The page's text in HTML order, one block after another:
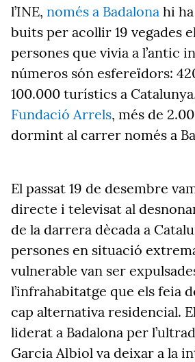
l’INE, només a Badalona hi
buits per acollir 19 vegades
persones que vivia a l’antic
números són esfereïdors:
100.000 turístics a
Fundació Arrels, més de
dormint al carrer només a
El passat 19 de desembre
directe i televisat al
de la darrera dècada a
persones en situació
vulnerable van ser
l’infrahabitatge que els feia
cap alternativa residencial.
liderat a Badalona per
Garcia Albiol va deixar a la